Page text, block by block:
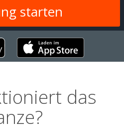
das